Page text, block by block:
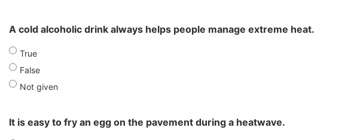
A cold alcoholic drink always helps people manage extreme heat.
True
False
Not given
It is easy to fry an egg on the pavement during a heatwave.